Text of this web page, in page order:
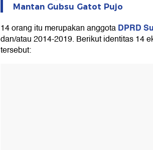
Mantan Gubsu Gatot Pujo
14 orang itu merupakan anggotaDPRD
dan/atau 2014-2019. Berikut identitas 14
tersebut: